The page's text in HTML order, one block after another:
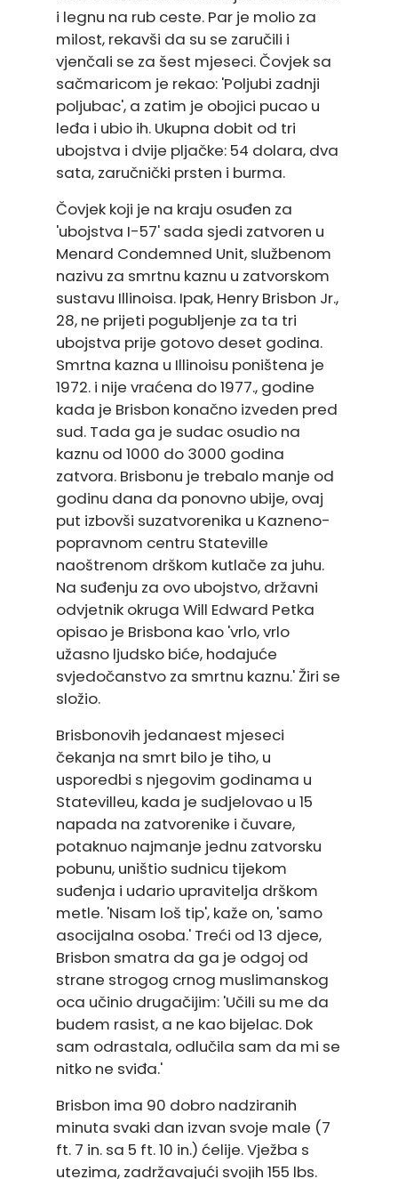
i legnu na rub ceste. Par je molio za
milost, rekavši da su se zaručili i
vjenčali se za šest mjeseci. Čovjek sa
sačmaricom je rekao: 'Poljubi zadnji
poljubac', a zatim je obojici pucao u
leđa i ubio ih. Ukupna dobit od tri
ubojstva i dvije pljačke: 54 dolara, dva
sata, zaručnički prsten i burma.
Čovjek koji je na kraju osuđen za
'ubojstva I-57' sada sjedi zatvoren u
Menard Condemned Unit, službenom
nazivu za smrtnu kaznu u zatvorskom
sustavu Illinoisa. Ipak, Henry Brisbon Jr.,
28, ne prijeti pogubljenje za ta tri
ubojstva prije gotovo deset godina.
Smrtna kazna u Illinoisu poništena je
1972. i nije vraćena do 1977., godine
kada je Brisbon konačno izveden pred
sud. Tada ga je sudac osudio na
kaznu od 1000 do 3000 godina
zatvora. Brisbonu je trebalo manje od
godinu dana da ponovno ubije, ovaj
put izbovši suzatvorenika u Kazneno-
popravnom centru Stateville
naoštrenom drškom kutlače za juhu.
Na suđenju za ovo ubojstvo, državni
odvjetnik okruga Will Edward Petka
opisao je Brisbona kao 'vrlo, vrlo
užasno ljudsko biće, hodajuće
svjedočanstvo za smrtnu kaznu.' Žiri se
složio.
Brisbonovih jedanaest mjeseci
čekanja na smrt bilo je tiho, u
usporedbi s njegovim godinama u
Statevilleu, kada je sudjelovao u 15
napada na zatvorenike i čuvare,
potaknuo najmanje jednu zatvorsku
pobunu, uništio sudnicu tijekom
suđenja i udario upravitelja drškom
metle. 'Nisam loš tip', kaže on, 'samo
asocijalna osoba.' Treći od 13 djece,
Brisbon smatra da ga je odgoj od
strane strogog crnog muslimanskog
oca učinio drugačijim: 'Učili su me da
budem rasist, a ne kao bijelac. Dok
sam odrastala, odlučila sam da mi se
nitko ne sviđa.'
Brisbon ima 90 dobro nadziranih
minuta svaki dan izvan svoje male (7
ft. 7 in. sa 5 ft. 10 in.) ćelije. Vježba s
utezima, zadržavajući svojih 155 lbs.